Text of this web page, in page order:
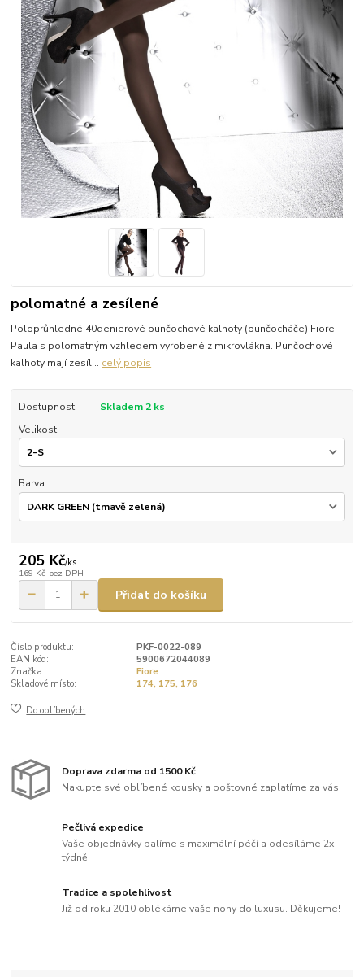
polomatné a zesílené
Poloprůhledné 40denierové punčochové kalhoty (punčocháče) Fiore
Paula s polomatným vzhledem vyrobené z mikrovlákna. Punčochové
kalhoty mají zesíl... celý popis
Dostupnost
Skladem 2 ks
Velikost:
Barva:
205 Kč/ks
169 Kč bez DPH
Přidat do košíku
Číslo produktu:
PKF-0022-089
EAN kód:
5900672044089
Značka:
Fiore
Skladové místo:
174, 175, 176
Do oblíbených
Doprava zdarma od 1500 Kč
Nakupte své oblíbené kousky a poštovné zaplatíme za vás.
Pečlivá expedice
Vaše objednávky balíme s maximální péčí a odesíláme 2x
týdně.
Tradice a spolehlivost
Již od roku 2010 oblékáme vaše nohy do luxusu. Děkujeme!